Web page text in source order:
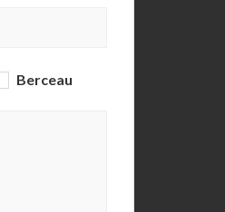
Berceau